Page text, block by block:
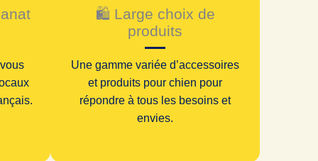
🛍️ Large choix de
produits
Une gamme variée d’accessoires
et produits pour chien pour
répondre à tous les besoins et
envies.